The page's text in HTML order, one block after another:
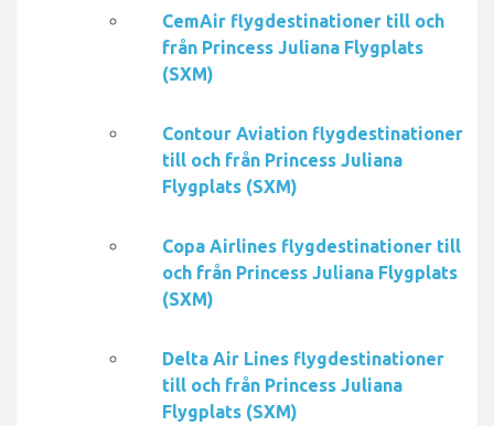
CemAir flygdestinationer till och
från Princess Juliana Flygplats
(SXM)
Contour Aviation flygdestinationer
till och från Princess Juliana
Flygplats (SXM)
Copa Airlines flygdestinationer till
och från Princess Juliana Flygplats
(SXM)
Delta Air Lines flygdestinationer
till och från Princess Juliana
Flygplats (SXM)